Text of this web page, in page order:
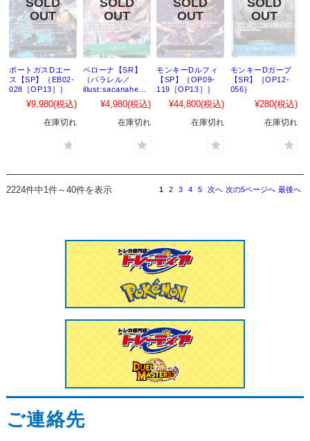
ポートガスDエー
ス【SP】｛EB02-
028［OP13］｝
¥9,980(税込)
在庫切れ
ペローナ【SR】
（パラレル／
illust:sacanahen
）｛OP12-034｝
¥4,980(税込)
在庫切れ
モンキーDルフィ
【SP】｛OP09-
119［OP13］｝
¥44,800(税込)
在庫切れ
モンキーDガープ
【SR】｛OP12-
056｝
¥280(税込)
在庫切れ
2224件中1件～40件を表示 1 2 3 4 5 次へ 次の5ページへ 最後へ
ご連絡先